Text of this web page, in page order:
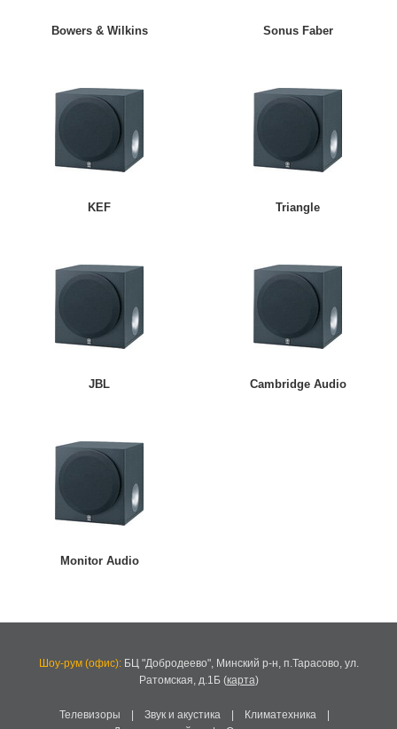
Bowers & Wilkins Sonus Faber
KEF Triangle
JBL Cambridge Audio
Monitor Audio
Шоу-рум (офис):БЦ "Добродеево", Минский р-н, п.Тарасово, ул.
Ратомская, д.1Б(карта)
Телевизоры Звук и акустика Климатехника